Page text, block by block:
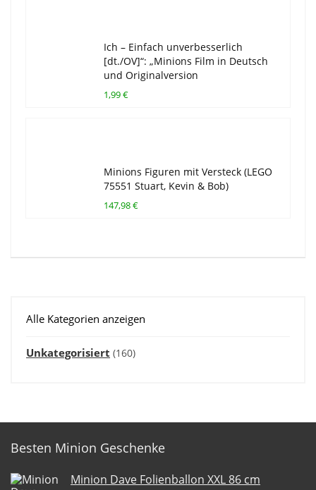
Ich – Einfach unverbesserlich
[dt./OV]“: „Minions Film in Deutsch
und Originalversion
1,99 €
Minions Figuren mit Versteck (LEGO
75551 Stuart, Kevin & Bob)
147,98 €
Alle Kategorien anzeigen
Unkategorisiert (160)
Besten Minion Geschenke
Minion Dave Folienballon XXL 86 cm